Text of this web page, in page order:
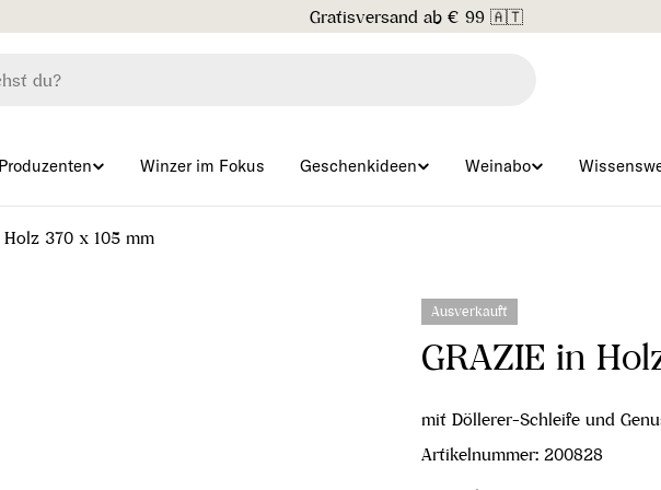
Gratisversand ab € 99 🇦🇹
Produzenten Winzer im Fokus Geschenkideen Weinabo
Holz 370 x 105 mm
Ausverkauft
GRAZIE in
mit Döllerer-Schleife und
Artikelnummer: 200828